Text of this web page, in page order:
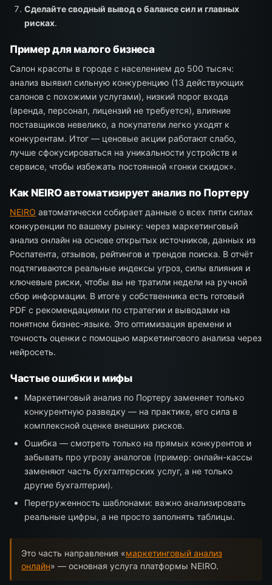
Сделайте сводный вывод о балансе сил и главных
рисках.
Пример для малого бизнеса
Салон красоты в городе с населением до 500 тысяч:
анализ выявил сильную конкуренцию (13 действующих
салонов с похожими услугами), низкий порог входа
(аренда, персонал, лицензий не требуется), влияние
поставщиков невелико, а покупатели легко уходят к
конкурентам. Итог — ценовые акции работают слабо,
лучше сфокусироваться на уникальности устройств и
сервисе, чтобы избежать постоянной «гонки скидок».
Как NEIRO автоматизирует анализ по Портеру
NEIRO автоматически собирает данные о всех пяти силах
конкуренции по вашему рынку: через маркетинговый
анализ онлайн на основе открытых источников, данных из
Роспатента, отзывов, рейтингов и трендов поиска. В отчёт
подтягиваются реальные индексы угроз, силы влияния и
ключевые риски, чтобы вы не тратили недели на ручной
сбор информации. В итоге у собственника есть готовый
PDF с рекомендациями по стратегии и выводами на
понятном бизнес-языке. Это оптимизация времени и
точность оценки с помощью маркетингового анализа через
нейросеть.
Частые ошибки и мифы
Маркетинговый анализ по Портеру заменяет только
конкурентную разведку — на практике, его сила в
комплексной оценке внешних рисков.
Ошибка — смотреть только на прямых конкурентов и
забывать про угрозу аналогов (пример: онлайн-кассы
заменяют часть бухгалтерских услуг, а не только
другие бухгалтерии).
Перегруженность шаблонами: важно анализировать
реальные цифры, а не просто заполнять таблицы.
Это часть направления «маркетинговый анализ
онлайн» — основная услуга платформы NEIRO.